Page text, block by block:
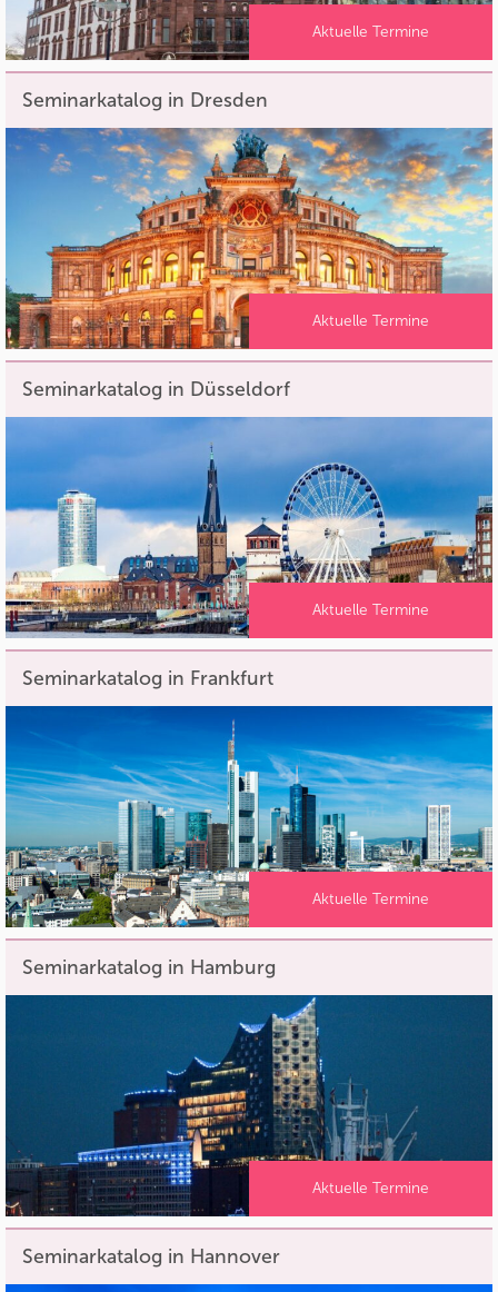
Aktuelle Termine
Seminarkatalog in Dresden
Aktuelle Termine
Seminarkatalog in Düsseldorf
Aktuelle Termine
Seminarkatalog in Frankfurt
Aktuelle Termine
Seminarkatalog in Hamburg
Aktuelle Termine
Seminarkatalog in Hannover